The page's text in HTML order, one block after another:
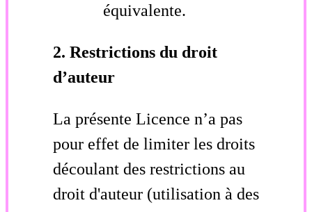
équivalente.
2. Restrictions du droit
d’auteur
La présente Licence n’a pas
pour effet de limiter les droits
découlant des restrictions au
droit d'auteur (utilisation à des